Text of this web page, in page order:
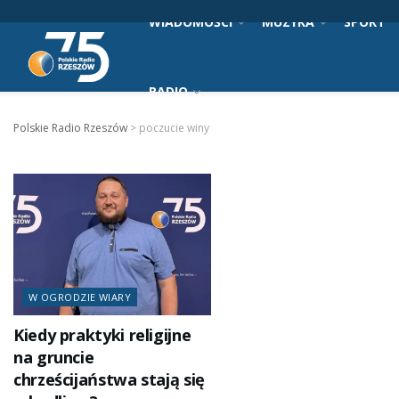
WIADOMOŚCI MUZYKA SPORT
RADIO
Polskie Radio Rzeszów > poczucie winy
W OGRODZIE WIARY
Kiedy praktyki religijne
na gruncie
chrześcijaństwa stają się